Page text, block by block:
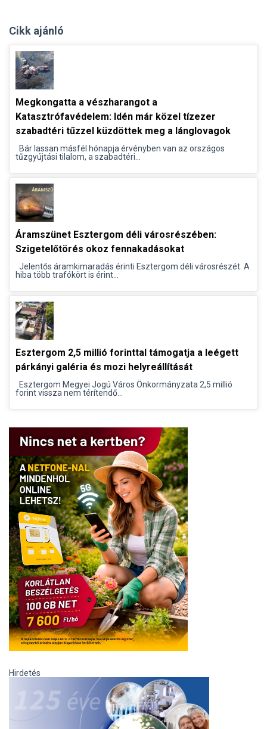
Cikk ajánló
Megkongatta a vészharangot a
Katasztrófavédelem: Idén már közel tízezer
szabadtéri tűzzel küzdöttek meg a lánglovagok
Bár lassan másfél hónapja érvényben van az országos
tűzgyújtási tilalom, a szabadtéri...
Áramszünet Esztergom déli városrészében:
Szigetelőtörés okoz fennakadásokat
Jelentős áramkimaradás érinti Esztergom déli városrészét. A
hiba több trafókört is érint...
Esztergom 2,5 millió forinttal támogatja a leégett
párkányi galéria és mozi helyreállítását
Esztergom Megyei Jogú Város Önkormányzata 2,5 millió
forint vissza nem térítendő...
Hirdetés